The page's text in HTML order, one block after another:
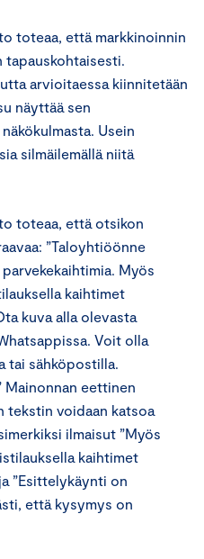
toteaa, että markkinoinnin
arvioitaessa kiinnitetään
näyttää sen
Usein
silmäilemällä niitä
toteaa, että otsikon
”Taloyhtiöönne
Myös
kaihtimet
kuva alla olevasta
Voit olla
tai sähköpostilla.
Mainonnan eettinen
tekstin voidaan katsoa
ilmaisut ”Myös
kaihtimet
”Esittelykäynti on
että kysymys on